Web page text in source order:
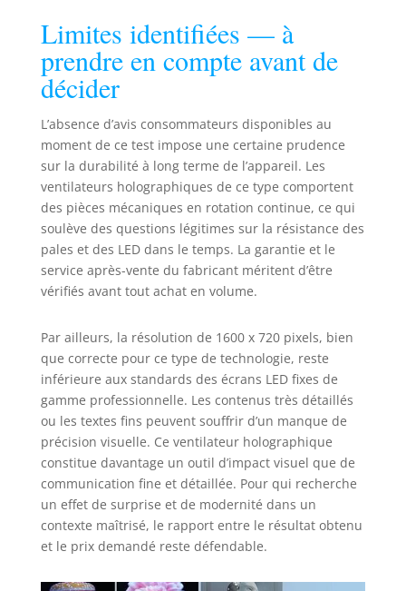
Limites identifiées — à
prendre en compte avant de
décider
L’absence d’avis consommateurs disponibles au
moment de ce test impose une certaine prudence
sur la durabilité à long terme de l’appareil. Les
ventilateurs holographiques de ce type comportent
des pièces mécaniques en rotation continue, ce qui
soulève des questions légitimes sur la résistance des
pales et des LED dans le temps. La garantie et le
service après-vente du fabricant méritent d’être
vérifiés avant tout achat en volume.
Par ailleurs, la résolution de 1600 x 720 pixels, bien
que correcte pour ce type de technologie, reste
inférieure aux standards des écrans LED fixes de
gamme professionnelle. Les contenus très détaillés
ou les textes fins peuvent souffrir d’un manque de
précision visuelle. Ce ventilateur holographique
constitue davantage un outil d’impact visuel que de
communication fine et détaillée. Pour qui recherche
un effet de surprise et de modernité dans un
contexte maîtrisé, le rapport entre le résultat obtenu
et le prix demandé reste défendable.